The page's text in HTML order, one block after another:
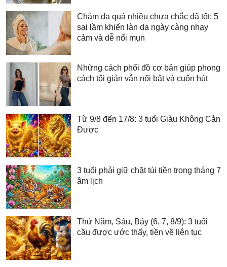
Chăm da quá nhiều chưa chắc đã tốt: 5
sai lầm khiến làn da ngày càng nhạy
cảm và dễ nổi mụn
Những cách phối đồ cơ bản giúp phong
cách tối giản vẫn nổi bật và cuốn hút
Từ 9/8 đến 17/8: 3 tuổi Giàu Không Cản
Được
3 tuổi phải giữ chặt túi tiền trong tháng 7
âm lịch
Thứ Năm, Sáu, Bảy (6, 7, 8/9): 3 tuổi
cầu được ước thấy, tiền về liên tục